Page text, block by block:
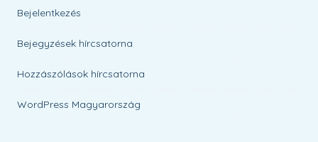
Bejelentkezés
Bejegyzések hírcsatorna
Hozzászólások hírcsatorna
WordPress Magyarország